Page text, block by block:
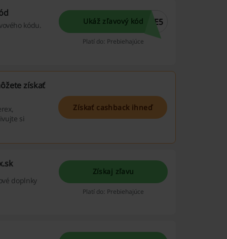
kódu.
Ukáž zľavový kód TE5
Platí do: Prebiehajúce
získať
si
Získať cashback ihneď
doplnky
Získaj zľavu
Platí do: Prebiehajúce